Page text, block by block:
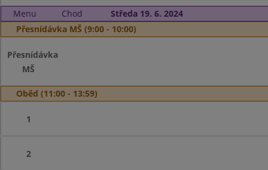
Menu Chod
Středa 19. 6. 2024
Přesnídávka MŠ (9:00 - 10:00)
Přesnídávka
MŠ
Oběd (11:00 - 13:59)
1
2